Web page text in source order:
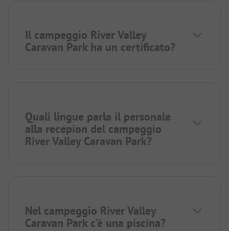
Il campeggio River Valley
Caravan Park ha un certificato?
Quali lingue parla il personale
alla recepion del campeggio
River Valley Caravan Park?
Nel campeggio River Valley
Caravan Park c’è una piscina?